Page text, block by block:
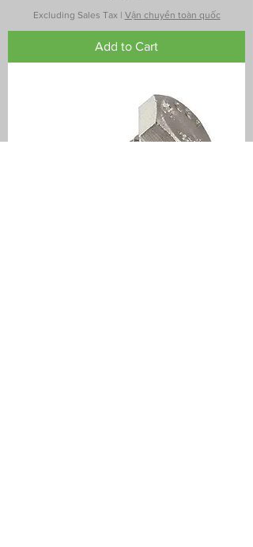
Excluding Sales Tax| Vận chuyển toàn quốc
Add to Cart